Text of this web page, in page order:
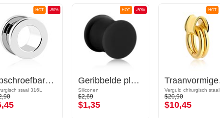
-50%
HOT
Opschroefbare tunnel (chirurgisch staal, zilver, glanzende afwerking)
staal 316L
-50%
HOT
Geribbelde plug (siliconen, verschillende kleuren)
Siliconen
$2,69
$1,35
HOT
$20,90
$10,45